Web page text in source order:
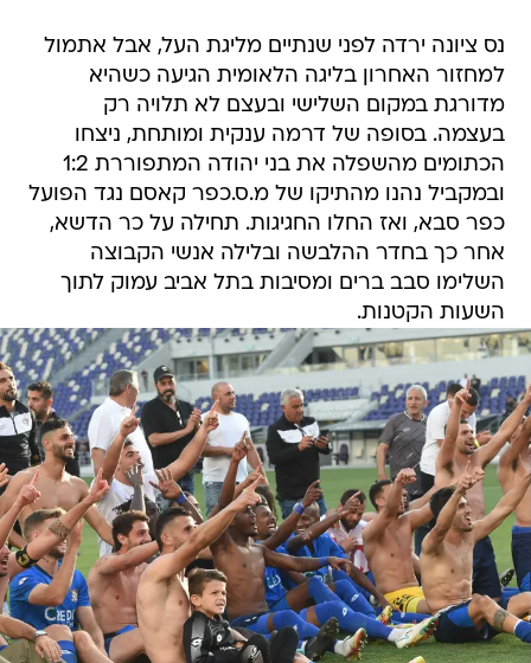
נס ציונה ירדה לפני שנתיים מליגת העל, אבל אתמול
למחזור האחרון בליגה הלאומית הגיעה כשהיא
מדורגת במקום השלישי ובעצם לא תלויה רק
בעצמה. בסופה של דרמה ענקית ומותחת, ניצחו
הכתומים מהשפלה את בני יהודה המתפוררת 1:2
ובמקביל נהנו מהתיקו של מ.ס.כפר קאסם נגד הפועל
כפר סבא, ואז החלו החגיגות. תחילה על כר הדשא,
אחר כך בחדר ההלבשה ובלילה אנשי הקבוצה
השלימו סבב ברים ומסיבות בתל אביב עמוק לתוך
השעות הקטנות.